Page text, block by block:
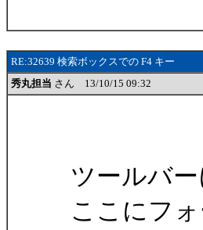
RE:32639 検索ボックスでの F4 キー
秀丸担当 さん 13/10/15 09:32
ツールバ
ここにフ